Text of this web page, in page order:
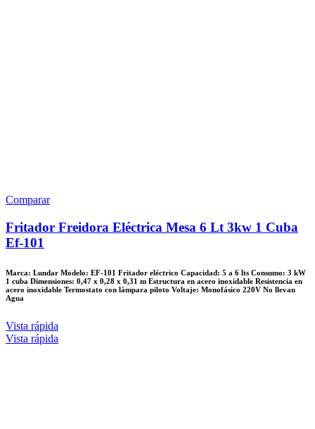
Comparar
Fritador Freidora Eléctrica Mesa 6 Lt 3kw 1 Cuba
Ef-101
Marca: Lundar Modelo: EF-101 Fritador eléctrico Capacidad: 5 a 6 lts Consumo: 3 kW
1 cuba Dimensiones: 0,47 x 0,28 x 0,31 m Estructura en acero inoxidable Resistencia en
acero inoxidable Termostato con lámpara piloto Voltaje: Monofásico 220V No llevan
Agua
Vista rápida
Vista rápida